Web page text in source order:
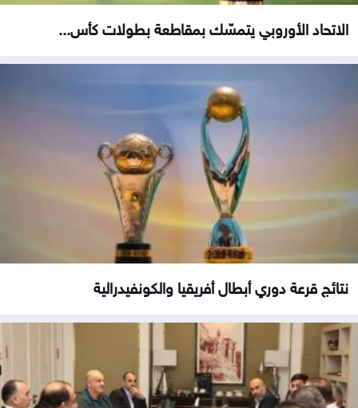
الاتحاد الأوروبي يتمسّك بمقاطعة بطولات كأس...
نتائج قرعة دوري أبطال أفريقيا والكونفيدرالية